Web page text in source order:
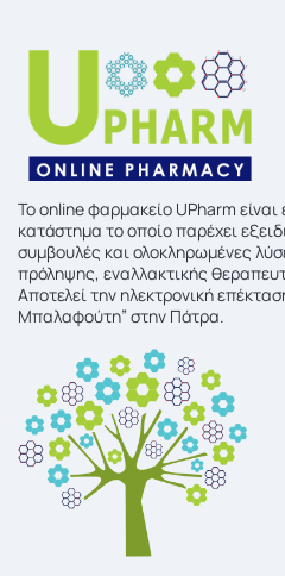
To online φαρμακείο UPharm είναι
κατάστημα το οποίο παρέχει
συμβουλές και ολοκληρωμένες
πρόληψης, εναλλακτικής
Αποτελεί την ηλεκτρονική
Μπαλαφούτη” στην Πάτρα.